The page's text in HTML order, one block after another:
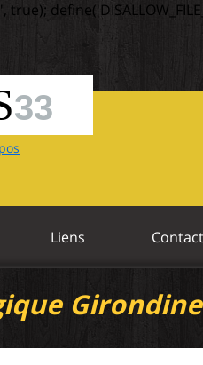
true);
33
Liens Contact
Girondine